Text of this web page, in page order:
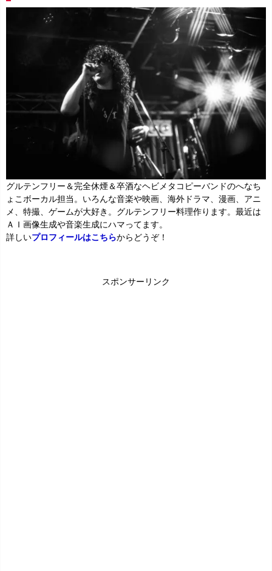
グルテンフリー＆完全休煙＆卒酒なヘビメタコピーバンドのへなち
ょこボーカル担当。いろんな音楽や映画、海外ドラマ、漫画、アニ
メ、特撮、ゲームが大好き。グルテンフリー料理作ります。最近は
ＡＩ画像生成や音楽生成にハマってます。
詳しいプロフィールはこちらからどうぞ！
スポンサーリンク